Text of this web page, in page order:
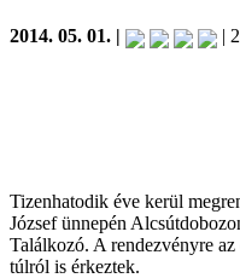
2014. 05. 01. | |
Tizenhatodik éve kerül
József ünnepén
Találkozó. A rendezvényre
túlról is érkeztek.